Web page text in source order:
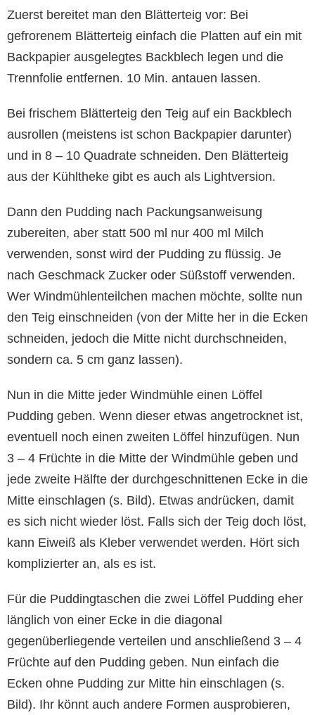
Zuerst bereitet man den Blätterteig vor: Bei
gefrorenem Blätterteig einfach die Platten auf ein mit
Backpapier ausgelegtes Backblech legen und die
Trennfolie entfernen. 10 Min. antauen lassen.
Bei frischem Blätterteig den Teig auf ein Backblech
ausrollen (meistens ist schon Backpapier darunter)
und in 8 – 10 Quadrate schneiden. Den Blätterteig
aus der Kühltheke gibt es auch als Lightversion.
Dann den Pudding nach Packungsanweisung
zubereiten, aber statt 500 ml nur 400 ml Milch
verwenden, sonst wird der Pudding zu flüssig. Je
nach Geschmack Zucker oder Süßstoff verwenden.
Wer Windmühlenteilchen machen möchte, sollte nun
den Teig einschneiden (von der Mitte her in die Ecken
schneiden, jedoch die Mitte nicht durchschneiden,
sondern ca. 5 cm ganz lassen).
Nun in die Mitte jeder Windmühle einen Löffel
Pudding geben. Wenn dieser etwas angetrocknet ist,
eventuell noch einen zweiten Löffel hinzufügen. Nun
3 – 4 Früchte in die Mitte der Windmühle geben und
jede zweite Hälfte der durchgeschnittenen Ecke in die
Mitte einschlagen (s. Bild). Etwas andrücken, damit
es sich nicht wieder löst. Falls sich der Teig doch löst,
kann Eiweiß als Kleber verwendet werden. Hört sich
komplizierter an, als es ist.
Für die Puddingtaschen die zwei Löffel Pudding eher
länglich von einer Ecke in die diagonal
gegenüberliegende verteilen und anschließend 3 – 4
Früchte auf den Pudding geben. Nun einfach die
Ecken ohne Pudding zur Mitte hin einschlagen (s.
Bild). Ihr könnt auch andere Formen ausprobieren,